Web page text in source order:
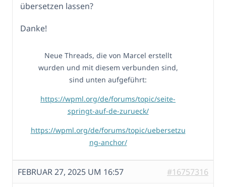
übersetzen lassen?
Danke!
Neue Threads, die von Marcel erstellt
wurden und mit diesem verbunden sind,
sind unten aufgeführt:
https://wpml.org/de/forums/topic/seite-
springt-auf-de-zurueck/
https://wpml.org/de/forums/topic/uebersetzu
ng-anchor/
FEBRUAR 27, 2025 UM 16:57 #16757316